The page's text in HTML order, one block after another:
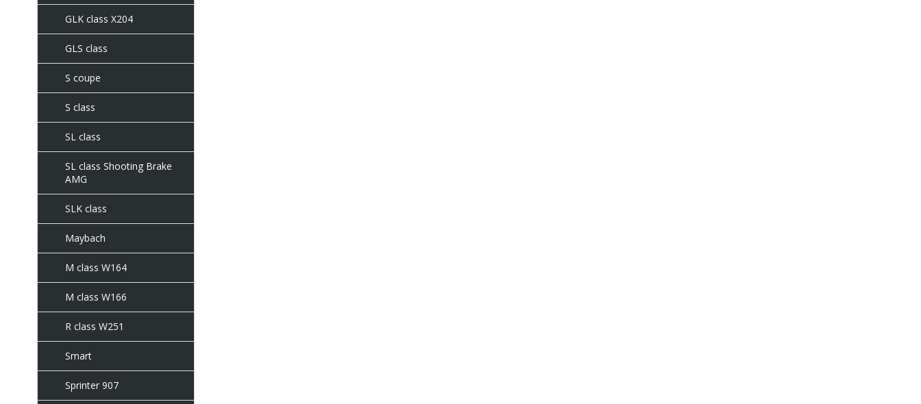
GLK class X204
GLS class
S coupe
S class
SL class
SL class Shooting Brake
AMG
SLK class
Maybach
M class W164
M class W166
R class W251
Smart
Sprinter 907